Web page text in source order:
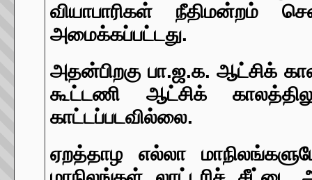
வியாபாரிகள் நீதிமன்றம்
அமைக்கப்பட்டது.
அதன்பிறகு பா.ஜ.க. ஆட்சிக்
கூட்டணி ஆட்சிக்
காட்டப்படவில்லை.
ஏறத்தாழ எல்லா